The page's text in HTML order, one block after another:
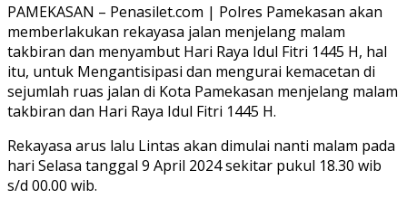
PAMEKASAN – Penasilet.com | Polres Pamekasan akan
memberlakukan rekayasa jalan menjelang malam
takbiran dan menyambut Hari Raya Idul Fitri 1445 H, hal
itu, untuk Mengantisipasi dan mengurai kemacetan di
sejumlah ruas jalan di Kota Pamekasan menjelang malam
takbiran dan Hari Raya Idul Fitri 1445 H.
Rekayasa arus lalu Lintas akan dimulai nanti malam pada
hari Selasa tanggal 9 April 2024 sekitar pukul 18.30 wib
s/d 00.00 wib.